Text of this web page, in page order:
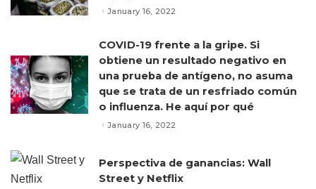
January 16, 2022
COVID-19 frente a la gripe. Si
obtiene un resultado negativo en
una prueba de antígeno, no asuma
que se trata de un resfriado común
o influenza. He aquí por qué
January 16, 2022
Perspectiva de ganancias: Wall
Street y Netflix